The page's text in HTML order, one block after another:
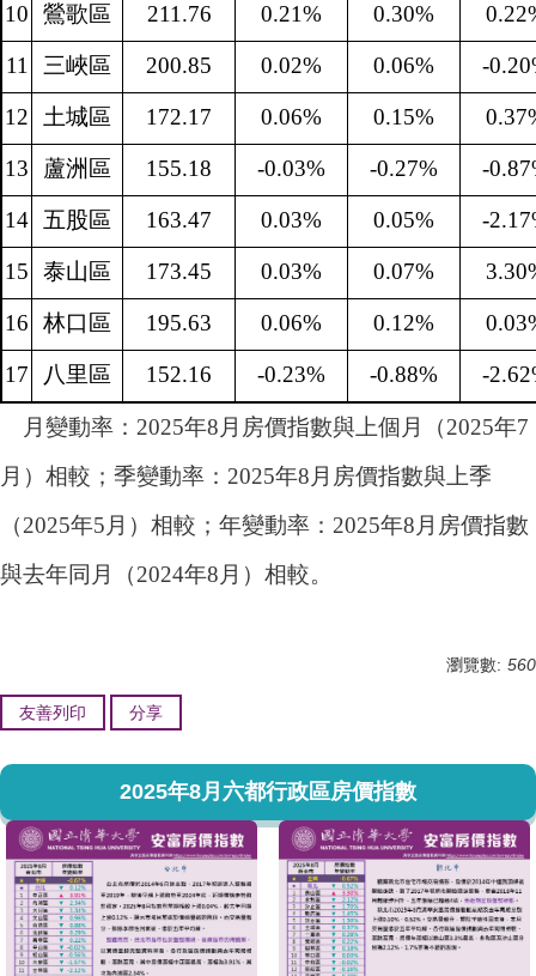
10 鶯歌區 211.76 0.21% 0.30%
11 三峽區 200.85 0.02% 0.06% -
12 土城區 172.17 0.06% 0.15%
13 蘆洲區 155.18 -0.03% -0.27% -
14 五股區 163.47 0.03% 0.05% -
15 泰山區 173.45 0.03% 0.07%
16 林口區 195.63 0.06% 0.12%
17 八里區 152.16 -0.23% -0.88% -
月變動率：2025年8月房價指數與上個月（2025年7
月）相較；季變動率：2025年8月房價指數與上季
（2025年5月）相較；年變動率：2025年8月房價指數
與去年同月（2024年8月）相較。
瀏覽數: 560
友善列印 分享
2025年8月六都行政區房價指數